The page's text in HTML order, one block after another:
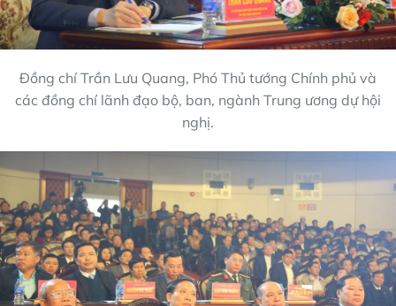
Đồng chí Trần Lưu Quang, Phó Thủ tướng Chính phủ và
các đồng chí lãnh đạo bộ, ban, ngành Trung ương dự hội
nghị.